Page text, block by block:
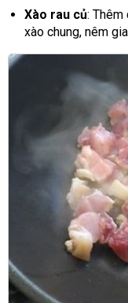
Xào rau củ: Thêm
xào chung, nêm